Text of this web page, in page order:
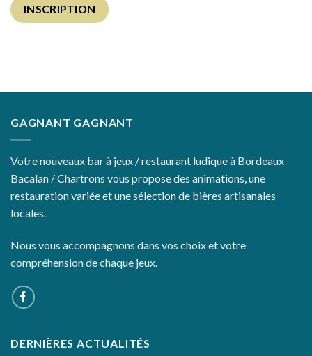
GAGNANT GAGNANT
Votre nouveaux bar à jeux / restaurant ludique à Bordeaux
Bacalan / Chartrons vous propose des animations, une
restauration variée et une sélection de bières artisanales
locales.
Nous vous accompagnons dans vos choix et votre
compréhension de chaque jeux.
DERNIÈRES ACTUALITÉS